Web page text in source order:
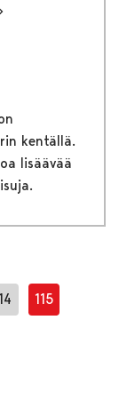
kentällä.
lisäävää
115